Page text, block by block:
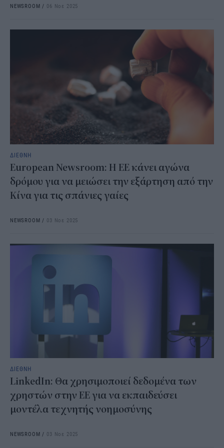
NEWSROOM / 06 Νοε 2025
ΔΙΕΘΝΗ
European Newsroom: Η ΕΕ κάνει αγώνα
δρόμου για να μειώσει την εξάρτηση από την
Κίνα για τις σπάνιες γαίες
NEWSROOM / 03 Νοε 2025
ΔΙΕΘΝΗ
LinkedIn: Θα χρησιμοποιεί δεδομένα των
χρηστών στην ΕΕ για να εκπαιδεύσει
μοντέλα τεχνητής νοημοσύνης
NEWSROOM / 03 Νοε 2025